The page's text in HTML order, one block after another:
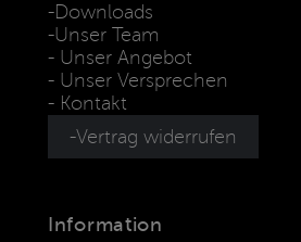
Downloads
Unser Team
Unser Angebot
Unser Versprechen
Kontakt
Vertrag widerrufen
Information